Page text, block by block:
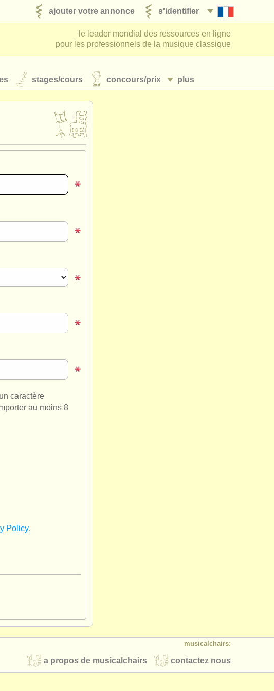
s'identifier
ajouter votre annonce
le leader mondial des ressources en ligne
pour les professionnels de la musique classique
plus
stages/cours concours/prix
caractère
au moins 8
Policy.
musicalchairs:
contactez nous
a propos de musicalchairs